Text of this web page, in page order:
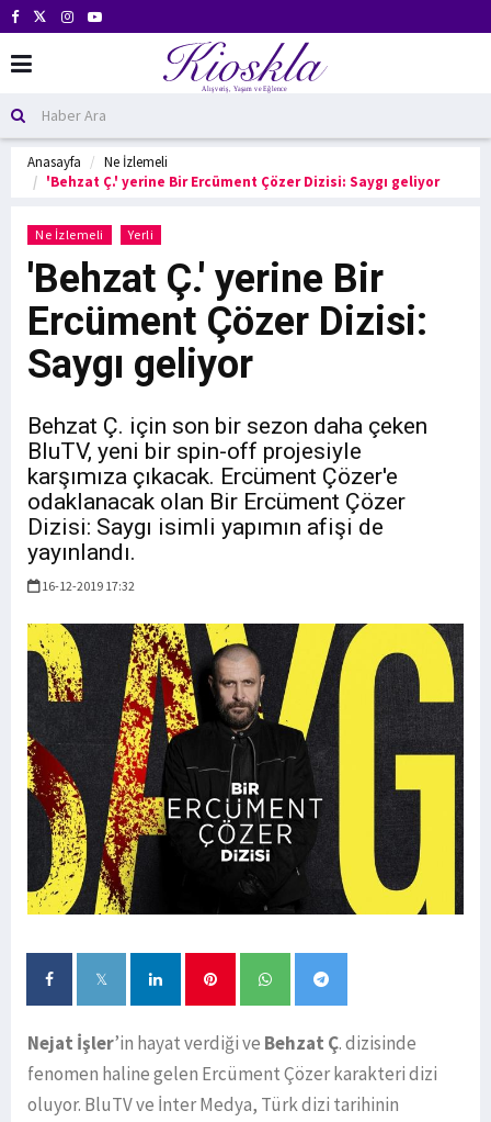
Anasayfa
Ne İzlemeli
'Behzat Ç.' yerine Bir Ercüment Çözer Dizisi: Saygı geliyor
Ne İzlemeli Yerli
'Behzat Ç.' yerine Bir
Ercüment Çözer Dizisi:
Saygı geliyor
Behzat Ç. için son bir sezon daha çeken
BluTV, yeni bir spin-off projesiyle
karşımıza çıkacak. Ercüment Çözer'e
odaklanacak olan Bir Ercüment Çözer
Dizisi: Saygı isimli yapımın afişi de
yayınlandı.
16-12-2019 17:32
Nejat İşler’in hayat verdiği ve Behzat Ç. dizisinde
fenomen haline gelen Ercüment Çözer karakteri dizi
oluyor. BluTV ve İnter Medya, Türk dizi tarihinin